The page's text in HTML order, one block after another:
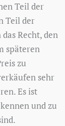
Teil der
Teil der
Recht, den
späteren
zu
sehr
Es ist
und zu